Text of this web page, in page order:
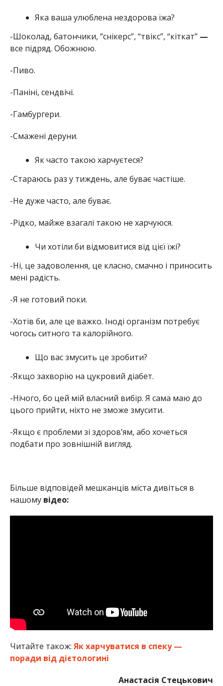
Яка ваша улюблена нездорова їжа?
-Шоколад, батончики, “снікерс”, “твікс”, “кіткат” —
все підряд. Обожнюю.
-Пиво.
-Паніні, сендвічі.
-Гамбургери.
-Смажені деруни.
Як часто такою харчуєтеся?
-Стараюсь раз у тиждень, але буває частіше.
-Не дуже часто, але буває.
-Рідко, майже взагалі такою не харчуюся.
Чи хотіли би відмовитися від цієї їжі?
-Ні, це задоволення, це класно, смачно і приносить
мені радість.
-Я не готовий поки.
-Хотів би, але це важко. Іноді організм потребує
чогось ситного та калорійного.
Що вас змусить це зробити?
-Якщо захворію на цукровий діабет.
-Нічого, бо цей мій власний вибір. Я сама маю до
цього прийти, ніхто не зможе змусити.
-Якщо є проблеми зі здоров’ям, або хочеться
подбати про зовнішній вигляд.
Більше відповідей мешканців міста дивіться в
нашому відео:
Читайте також: Як харчуватися в спеку —
поради від дієтологині
Анастасія Стецькович